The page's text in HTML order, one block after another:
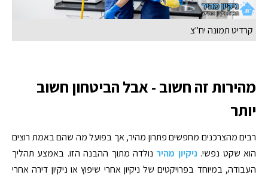
קרדיט תמונה יח"צ
מהירות זה חשוב - אבל הביטחון חשוב
יותר
רבים מהצרכנים מחפשים פתרון מהיר, אך בפועל מה שהם באמת רוצים
הוא שקט נפשי.ניקיון מהיר נולדה מתוך ההבנה הזו. באמצע תהליך
העבודה, במיוחד בפרויקטים של ניקיון אחרי שיפוץ או ניקיון דירה אחרי